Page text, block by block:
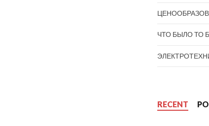
ЧТО БЫЛО ТО
RECENT